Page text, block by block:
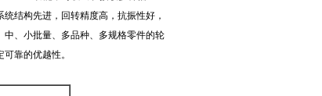
结构先进，回转精度高，抗振性好，
、小批量、多品种、多规格零件的轮
靠的优越性。